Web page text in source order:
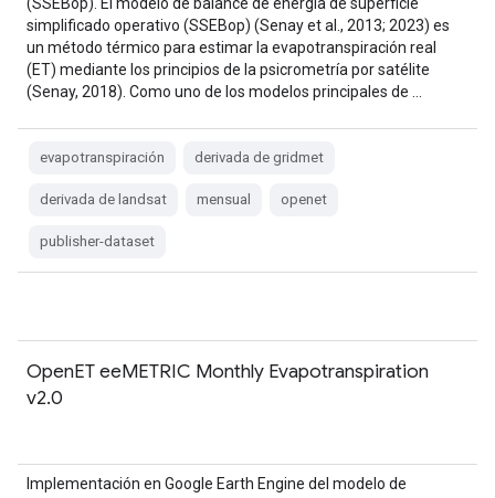
simplificado operativo (SSEBop) (Senay et al., 2013; 2023) es
un método térmico para estimar la evapotranspiración real
(ET) mediante los principios de la psicrometría por satélite
(Senay, 2018). Como uno de los modelos principales de …
evapotranspiración derivada de gridmet
derivada de landsat mensual openet
publisher-dataset
OpenET eeMETRIC Monthly Evapotranspiration
v2.0
Implementación en Google Earth Engine del modelo de